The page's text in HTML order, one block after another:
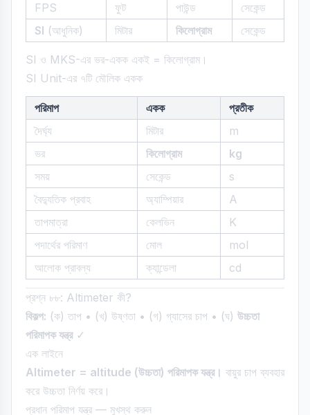
FPS
ফুট পাউন্ড
সেকেন্ড
SI (আধুনিক) মিটার কিলোগ্রাম সেকেন্ড
SI ও MKS-এর ভর-একক একই = কিলোগ্রাম।
SI Unit-এর ৭টি মৌলিক একক
পরিমাপ একক
প্রতীক
দৈর্ঘ্য
মিটার
m
ভর
কিলোগ্রাম
kg
সময়
সেকেন্ড
s
বৈদ্যুতিক প্রবাহ
অ্যাম্পিয়ার
A
তাপমাত্রা
কেলভিন
K
পদার্থের পরিমাণ
মোল
mol
আলোক প্রাবল্য
ক্যান্ডেলা cd
প্রশ্ন ৮৮: Altimeter কী?
বিকল্প: (ক) তাপ • (খ) উষ্ণতা • (গ) গ্যাসের চাপ • (ঘ) উচ্চতা
পরিমাপক যন্ত্র✓
এক লাইনে
Altimeter = altitude (উচ্চতা) পরিমাপক যন্ত্র। বায়ুর চাপ ব্যবহার
করে উচ্চতা নির্ণয় করে।
প্রধান পরিমাপ যন্ত্র — মুখস্থ করুন